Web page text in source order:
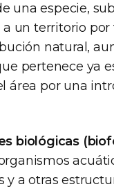
una especie,
un territorio por
natural,
pertenece ya
área por una
biológicas
y a otras